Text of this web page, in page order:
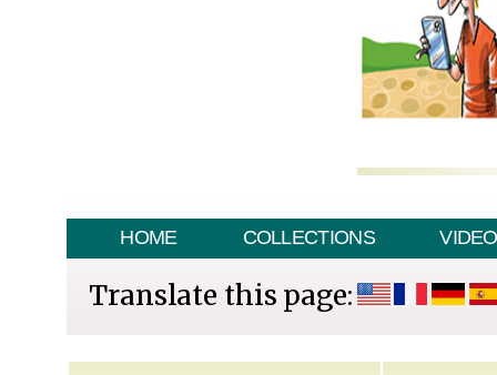
HOME COLLECTIONS VIDEO
Translate this page: